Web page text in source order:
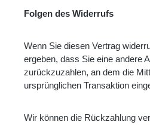
Folgen des Widerrufs
Wenn Sie diesen Vertrag
ergeben, dass Sie eine andere
zurückzuzahlen, an dem die
ursprünglichen Transaktion
Wir können die Rückzahlung